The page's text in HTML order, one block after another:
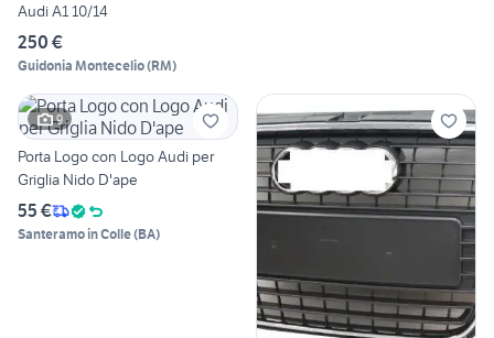
Audi A1 10/14
250 €
Guidonia Montecelio(RM)
9
Porta Logo con Logo Audi per
Griglia Nido D'ape
55 €
Santeramo in Colle(BA)